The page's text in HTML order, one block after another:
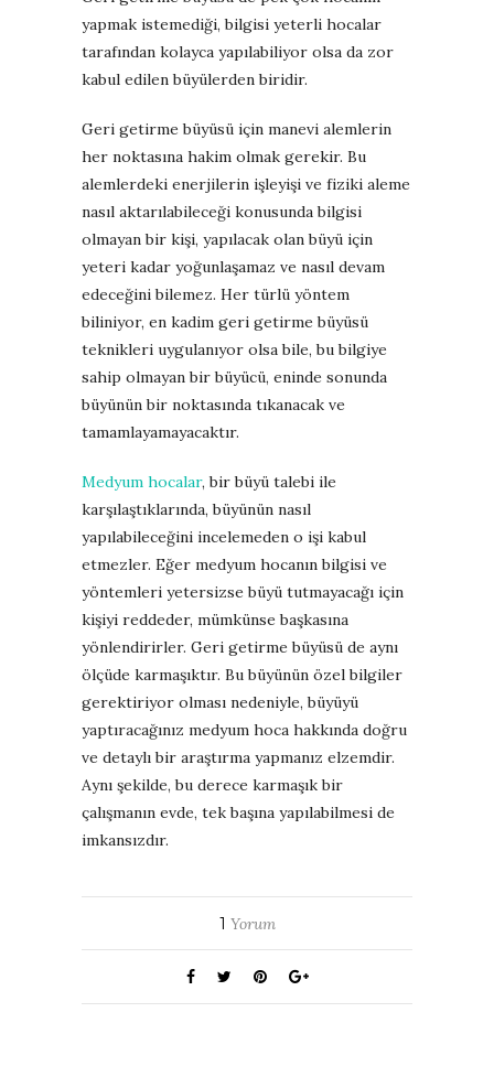
yapmak istemediği, bilgisi yeterli hocalar
tarafından kolayca yapılabiliyor olsa da zor
kabul edilen büyülerden biridir.
Geri getirme büyüsü için manevi alemlerin
her noktasına hakim olmak gerekir. Bu
alemlerdeki enerjilerin işleyişi ve fiziki aleme
nasıl aktarılabileceği konusunda bilgisi
olmayan bir kişi, yapılacak olan büyü için
yeteri kadar yoğunlaşamaz ve nasıl devam
edeceğini bilemez. Her türlü yöntem
biliniyor, en kadim geri getirme büyüsü
teknikleri uygulanıyor olsa bile, bu bilgiye
sahip olmayan bir büyücü, eninde sonunda
büyünün bir noktasında tıkanacak ve
tamamlayamayacaktır.
Medyum hocalar, bir büyü talebi ile
karşılaştıklarında, büyünün nasıl
yapılabileceğini incelemeden o işi kabul
etmezler. Eğer medyum hocanın bilgisi ve
yöntemleri yetersizse büyü tutmayacağı için
kişiyi reddeder, mümkünse başkasına
yönlendirirler. Geri getirme büyüsü de aynı
ölçüde karmaşıktır. Bu büyünün özel bilgiler
gerektiriyor olması nedeniyle, büyüyü
yaptıracağınız medyum hoca hakkında doğru
ve detaylı bir araştırma yapmanız elzemdir.
Aynı şekilde, bu derece karmaşık bir
çalışmanın evde, tek başına yapılabilmesi de
imkansızdır.
1 Yorum